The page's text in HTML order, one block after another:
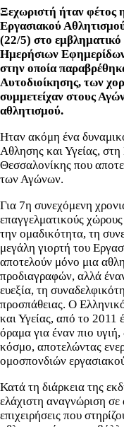
Ξεχωριστή ήταν φέτος
Εργασιακού
(22/5) στο
Ημερήσιων
στην οποία
Αυτοδιοίκησης, των
συμμετείχαν στους
αθλητισμού.
Ηταν ακόμη ένα
Αθλησης και Υγείας,
Θεσσαλονίκης που
των Αγώνων.
Για 7η συνεχόμενη
επαγγελματικούς
την ομαδικότητα, τη
μεγάλη γιορτή του
αποτελούν μόνο μια
προδιαγραφών, αλλά
ευεξία, τη
προσπάθειας. Ο
και Υγείας, από το 2011
όραμα για έναν πιο
κόσμο, αποτελώντας
ομοσπονδιών
Κατά τη διάρκεια της
ελάχιστη αναγνώριση
επιχειρήσεις που